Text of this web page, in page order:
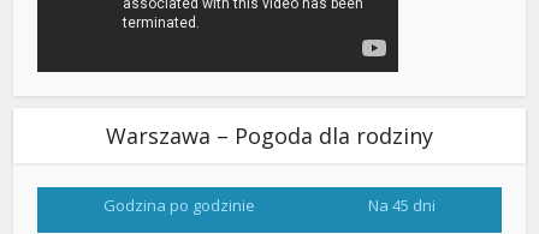
Warszawa – Pogoda dla rodziny
Godzina po godzinie Na 45 dni